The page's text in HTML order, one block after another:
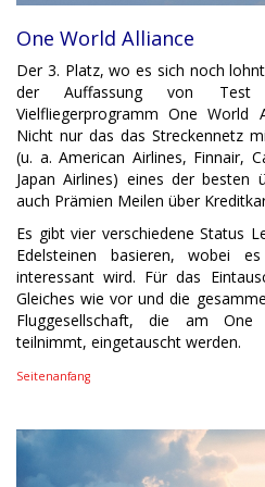
One World Alliance
Der 3. Platz, wo es sich noch
der Auffassung von Test
Vielfliegerprogramm One World
Nicht nur das das Streckennetz
(u. a. American Airlines, Finnair,
Japan Airlines) eines der besten
auch Prämien Meilen über
Es gibt vier verschiedene Status
Edelsteinen basieren, wobei
interessant wird. Für das
Gleiches wie vor und die
Fluggesellschaft, die am One
teilnimmt, eingetauscht werden.
Seitenanfang